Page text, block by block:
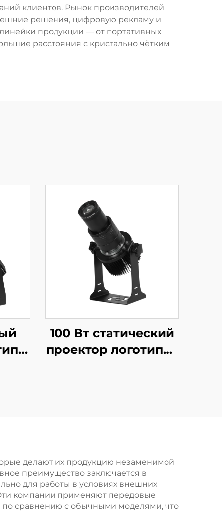
клиентов. Рынок производителей
решения, цифровую рекламу и
продукции — от портативных
расстояния с кристально чётким
и
100 Вт статический
проектор логотипов
делают их продукцию незаменимой
преимущество заключается в
для работы в условиях внешних
компании применяют передовые
по сравнению с обычными моделями, что